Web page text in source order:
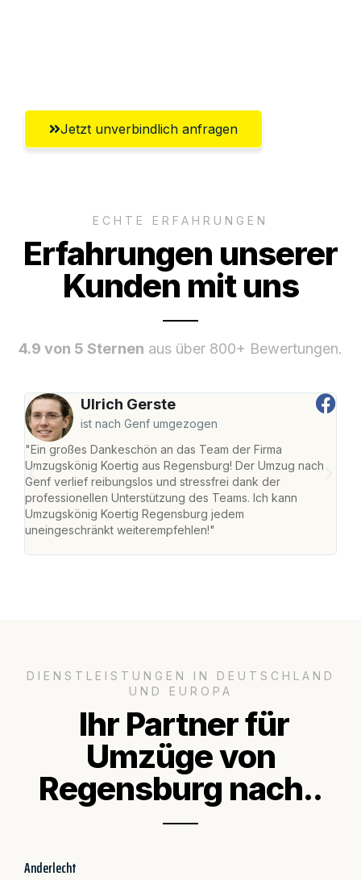
Jetzt unverbindlich anfragen
ECHTE ERFAHRUNGEN
Erfahrungen unserer
Kunden mit uns
4.9 von 5 Sternen aus über 800+ Bewertungen.
Ulrich Gerste
ist nach Genf umgezogen
"Ein großes Dankeschön an das Team der Firma
Umzugskönig Koertig aus Regensburg! Der Umzug nach
Genf verlief reibungslos und stressfrei dank der
professionellen Unterstützung des Teams. Ich kann
Umzugskönig Koertig Regensburg jedem
uneingeschränkt weiterempfehlen!"
DIENSTLEISTUNGEN IN DEUTSCHLAND
UND EUROPA
Ihr Partner für
Umzüge von
Regensburg nach..
Anderlecht